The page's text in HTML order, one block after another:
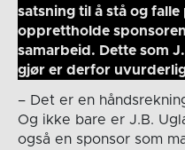
satsning til å stå og falle
opprettholde
samarbeid. Dette som
gjør er derfor
– Det er en
Og ikke bare er J.B.
også en sponsor som